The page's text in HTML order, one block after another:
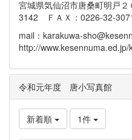
宮城県気仙沼市唐桑町明戸
3142 ＦＡＸ：0226-32-
mail：karakuwa-
http://
令和元年度 唐小写真館
新着順 1件